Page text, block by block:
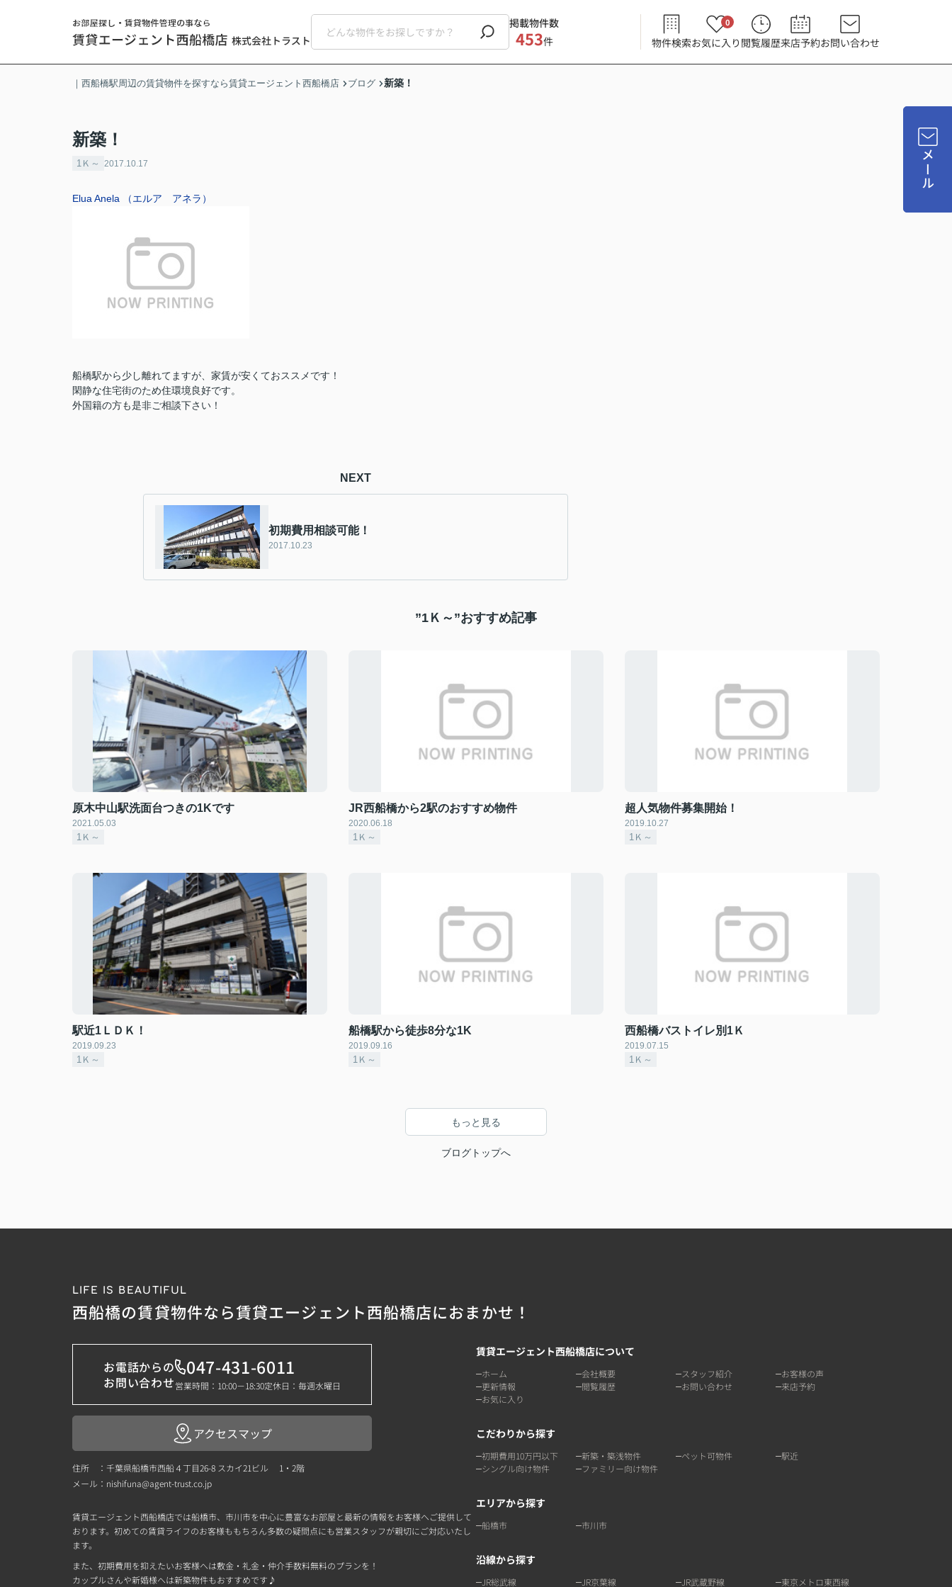
掲載物件数
453件 物件検索お気に入り
0
閲覧履歴来店予約お問い合わせ
メール
｜西船橋駅周辺の賃貸物件を探すなら賃貸エージェント西船橋店 ブログ 新築！
新築！
1Ｋ～ 2017.10.17
Elua Anela （エルア アネラ）
船橋駅から少し離れてますが、家賃が安くておススメです！
閑静な住宅街のため住環境良好です。
外国籍の方も是非ご相談下さい！
NEXT
初期費用相談可能！
2017.10.23
”1Ｋ～”おすすめ記事
原木中山駅洗面台つきの1Kです
2021.05.03
1Ｋ～
JR西船橋から2駅のおすすめ物件
2020.06.18
1Ｋ～
超人気物件募集開始！
2019.10.27
1Ｋ～
駅近1ＬＤＫ！
2019.09.23
1Ｋ～
船橋駅から徒歩8分な1K
2019.09.16
1Ｋ～
西船橋バストイレ別1Ｋ
2019.07.15
1Ｋ～
もっと見る
ブログトップへ
LIFE IS BEAUTIFUL
西船橋の賃貸物件なら賃貸エージェント西船橋店におまかせ！
お電話からの
お問い合わせ
047-431-6011
営業時間：10:00－18:30定休日：毎週水曜日
アクセスマップ
住所 ：千葉県船橋市西船４丁目26-8 スカイ21ビル 1・2階
メール： nishifuna@agent-trust.co.jp
賃貸エージェント西船橋店では船橋市、市川市を中心に豊富なお部屋と最新の情報をお客様へご提供して
おります。初めての賃貸ライフのお客様ももちろん多数の疑問点にも営業スタッフが親切にご対応いたし
ます。
また、初期費用を抑えたいお客様へは敷金・礼金・仲介手数料無料のプランを！
カップルさんや新婚様へは新築物件もおすすめです♪
賃貸エージェント西船橋店について
ホーム 会社概要 スタッフ紹介
お客様の声
更新情報
閲覧履歴 お問い合わせ
来店予約
お気に入り
こだわりから探す
初期費用10万円以下 新築・築浅物件 ペット可物件
駅近
シングル向け物件
ファミリー向け物件
エリアから探す
船橋市 市川市
沿線から探す
JR総武線 JR京葉線 JR武蔵野線 東京メトロ東西線